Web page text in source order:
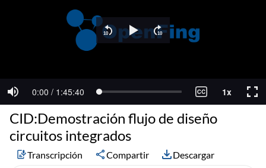
CID:Demostración flujo de diseño
circuitos integrados
Transcripción Compartir Descargar